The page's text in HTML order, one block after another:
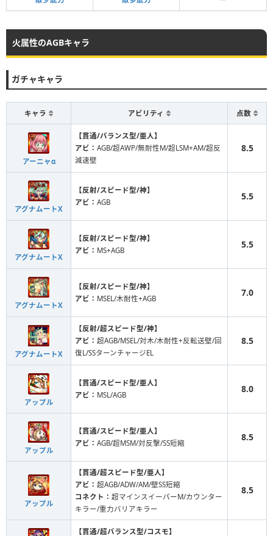
火属性のAGBキャラ
ガチャキャラ
キャラ アビリティ 点数
アーニャα
【貫通/バランス型/亜人】
アビ： AGB/超AWP/無耐性M/超LSM+AM/超反
減速壁
8.5
アグナムートX
【反射/スピード型/神】
アビ： AGB
5.5
アグナムートX
【反射/スピード型/神】
アビ： MS+AGB
5.5
アグナムートX
【反射/スピード型/神】
アビ： MSEL/木耐性+AGB
7.0
アグナムートX
【反射/超スピード型/神】
アビ： 超AGB/MSEL/対木/木耐性+反転送壁/回
復L/SSターンチャージEL
8.5
アップル
【貫通/スピード型/亜人】
アビ： MSL/AGB
8.0
アップル
【貫通/スピード型/亜人】
アビ： AGB/超MSM/対反撃/SS短縮
8.5
アップル
【貫通/超スピード型/亜人】
アビ： 超AGB/ADW/AM/壁SS短縮
コネクト： 超マインスイーパーM/カウンター
キラー/重力バリアキラー
8.5
【貫通/超バランス型/コスモ】